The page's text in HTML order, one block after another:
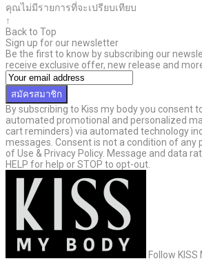
คุณไม่มีรายการที่จะเปรียบเทียบ
↑
Back to Top
Sign up for our newsletter
Be the first to know by subscribing our
receive exclusive offer, new release and
สมัครสมาชิก
By subscribing to Kiss my body you consent
automated promotional and personalized
cart reminders) via automated technology
messages. Consent is not a condition of any
of Use & Privacy Policy. Message and data
HELP for help or STOP to opt-out.
Follow KISS